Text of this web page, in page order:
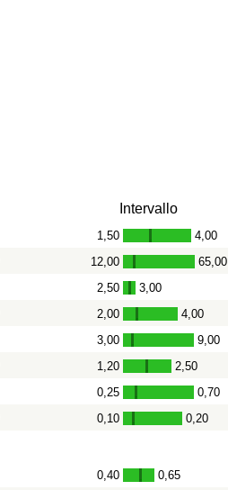
Intervallo
1,50 - 4,00
12,00 - 65,00
2,50 - 3,00
2,00 - 4,00
3,00 - 9,00
1,20 - 2,50
0,25 - 0,70
0,10 - 0,20
0,40 - 0,65